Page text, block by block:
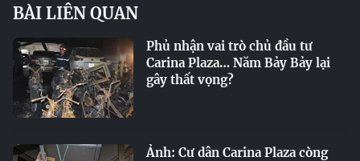
BÀI LIÊN QUAN
Phủ nhận vai trò chủ đầu tư
Carina Plaza… Năm Bảy Bảy lại
gây thất vọng?
Ảnh: Cư dân Carina Plaza còng